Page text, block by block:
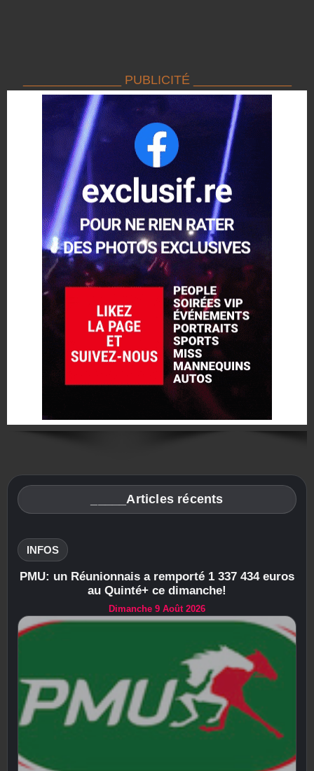
______________ PUBLICITÉ ______________
_____Articles récents
INFOS
PMU: un Réunionnais a remporté 1 337 434 euros
au Quinté+ ce dimanche!
Dimanche 9 Août 2026